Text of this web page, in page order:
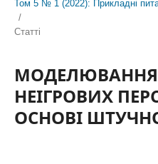
Том 5 № 1 (2022): Прикладні
/
Статті
МОДЕЛЮВАННЯ
НЕІГРОВИХ
ОСНОВІ